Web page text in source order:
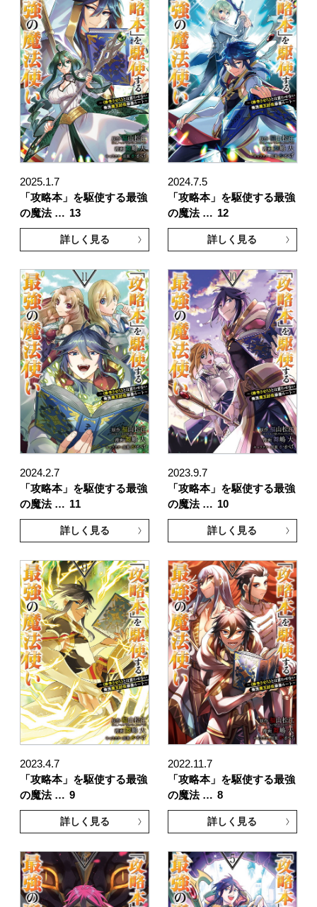
2025.1.7
「攻略本」を駆使する最強
の魔法 … 13
詳しく見る
2024.7.5
「攻略本」を駆使する最強
の魔法 … 12
詳しく見る
2024.2.7
「攻略本」を駆使する最強
の魔法 … 11
詳しく見る
2023.9.7
「攻略本」を駆使する最強
の魔法 … 10
詳しく見る
2023.4.7
「攻略本」を駆使する最強
の魔法 … 9
詳しく見る
2022.11.7
「攻略本」を駆使する最強
の魔法 … 8
詳しく見る